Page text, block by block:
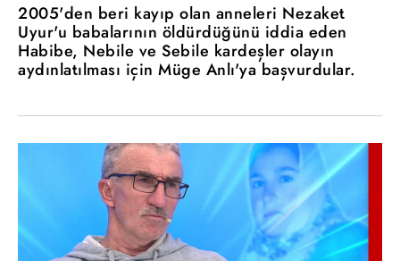
2005'den beri kayıp olan anneleri Nezaket
Uyur'u babalarının öldürdüğünü iddia eden
Habibe, Nebile ve Sebile kardeşler olayın
aydınlatılması için Müge Anlı'ya başvurdular.